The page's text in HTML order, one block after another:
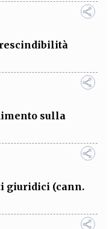
sulla
giuridici (cann.